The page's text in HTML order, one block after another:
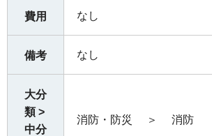
費用 なし
備考 なし
大分
類 >
中分
消防・防災 ＞ 消防